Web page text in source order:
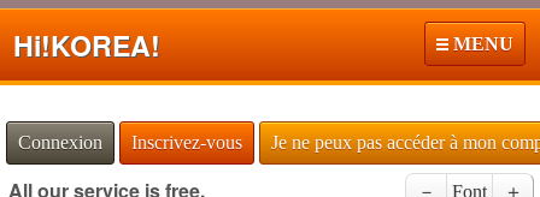
Hi!KOREA! MENU
Connexion Inscrivez-vous Je ne peux pas accéder à mon
All our service is free. － Font ＋